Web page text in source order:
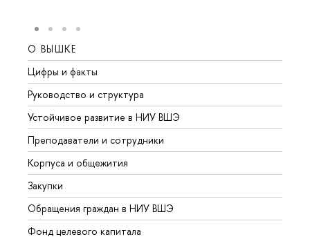
О ВЫШКЕ
Цифры и факты
Руководство и структура
Устойчивое развитие в НИУ ВШЭ
Преподаватели и сотрудники
Корпуса и общежития
Закупки
Обращения граждан в НИУ ВШЭ
Фонд целевого капитала